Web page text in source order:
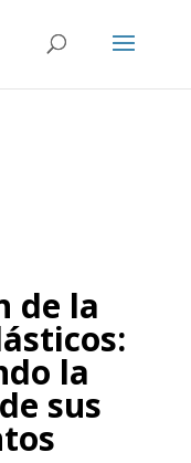
de la
la
sus